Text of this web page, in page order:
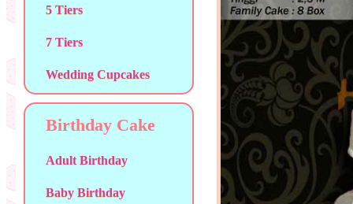
5 Tiers
7 Tiers
Wedding Cupcakes
Birthday Cake
Adult Birthday
Baby Birthday